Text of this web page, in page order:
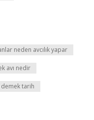
neden avcılık yapar
avı nedir
demek tarih